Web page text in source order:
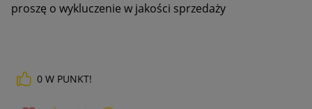
proszę o wykluczenie w jakości sprzedaży
0 W PUNKT!